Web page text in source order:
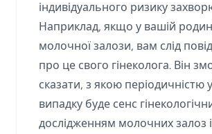
індивідуального ризику
Наприклад, якщо у вашій
молочної залози, вам слід
про це свого гінеколога. Він
сказати, з якою періодичністю
випадку буде сенс
дослідженням молочних залоз